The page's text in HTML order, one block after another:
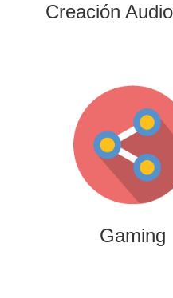
Creación
Gaming
Gaming
Desarrollamos experiencias
videojuegos que combinan
innovación y engagement para